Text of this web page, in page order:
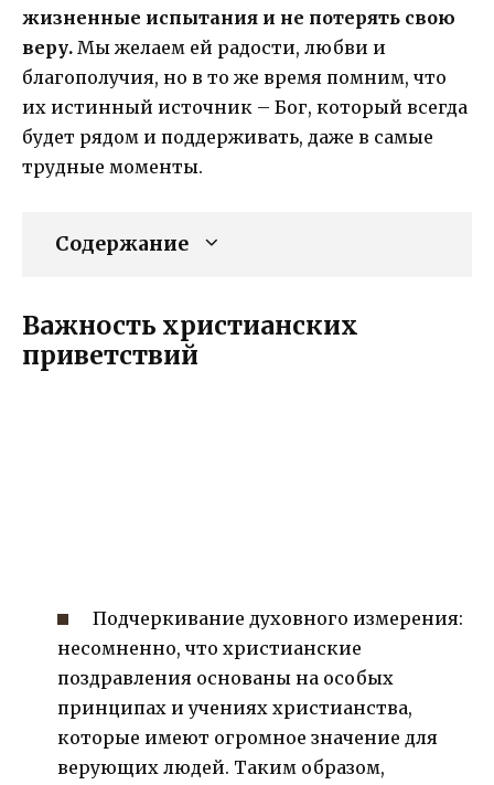
жизненные испытания и не потерять свою
веру. Мы желаем ей радости, любви и
благополучия, но в то же время помним, что
их истинный источник – Бог, который всегда
будет рядом и поддерживать, даже в самые
трудные моменты.
Содержание
Важность христианских
приветствий
Подчеркивание духовного измерения:
несомненно, что христианские
поздравления основаны на особых
принципах и учениях христианства,
которые имеют огромное значение для
верующих людей. Таким образом,